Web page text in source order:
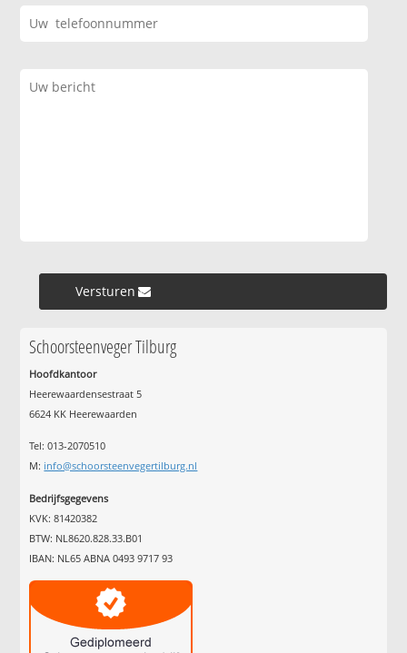
Versturen »
Schoorsteenveger Tilburg
Hoofdkantoor
Heerewaardensestraat 5
6624 KK Heerewaarden
Tel: 013-2070510
M: info@schoorsteenvegertilburg.nl
Bedrijfsgegevens
KVK: 81420382
BTW: NL8620.828.33.B01
IBAN: NL65 ABNA 0493 9717 93